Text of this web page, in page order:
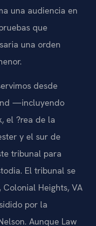
una audiencia en
que
una orden
desde
—incluyendo
el ?rea de la
y el sur de
tribunal para
El tribunal se
Heights, VA
por la
Aunque Law